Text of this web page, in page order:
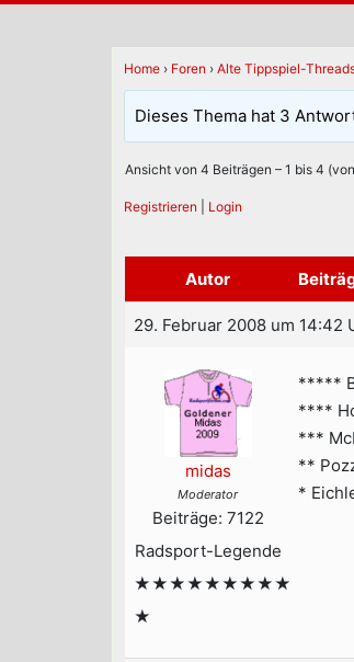
Home › Foren › Alte Tippspiel-
Dieses Thema hat 3
Ansicht von 4 Beiträgen – 1 bis 4
Registrieren Login
Autor
29. Februar 2008 um 14:42
midas
Moderator
Beiträge: 7122
Radsport-Legende
★★★★★★★★★
★
*****
****
***
**
*